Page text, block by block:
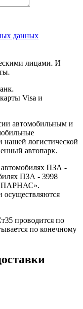
данных
лицами. И
Visa и
автомобильным и
нашей логистической
автопарк.
автомобилях ПЗА -
ПЗА - 3998
«ПАРНАС».
осуществляются
проводится по
по конечному